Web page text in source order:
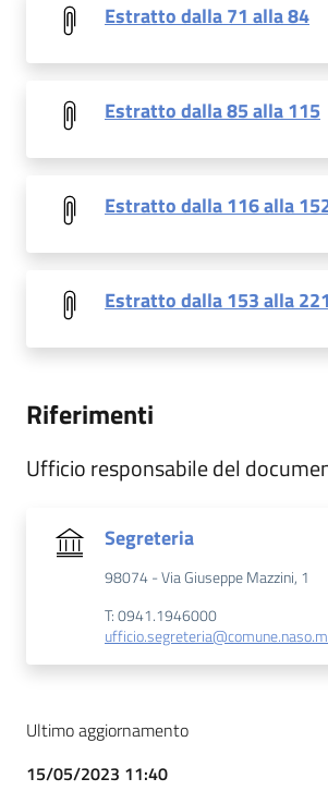
Estratto dalla 71 alla 84
Estratto dalla 85 alla 115
Estratto dalla 116 alla
Estratto dalla 153 alla 221
Riferimenti
Ufficio responsabile del
Segreteria
98074 - Via Giuseppe Mazzini, 1
T: 0941.1946000
Ultimo aggiornamento
15/05/2023 11:40